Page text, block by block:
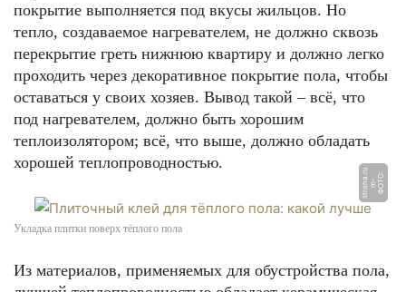
покрытие выполняется под вкусы жильцов. Но
тепло, создаваемое нагревателем, не должно сквозь
перекрытие греть нижнюю квартиру и должно легко
проходить через декоративное покрытие пола, чтобы
оставаться у своих хозяев. Вывод такой – всё, что
под нагревателем, должно быть хорошим
теплоизолятором; всё, что выше, должно обладать
хорошей теплопроводностью.
Ф
О
Т О:
m
- s
t
r
a
n
a.
r
u
Укладка плитки поверх тёплого пола
Из материалов, применяемых для обустройства пола,